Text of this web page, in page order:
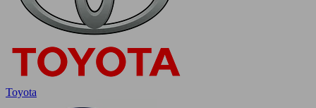
Toyota